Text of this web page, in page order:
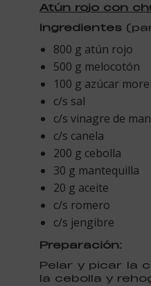
Atún rojo con
Ingredientes
800 g atún rojo
500 g melocotón
100 g azúcar
c/s sal
c/s vinagre de
c/s canela
200 g cebolla
30 g mantequilla
20 g aceite
c/s romero
c/s jengibre
Preparación:
Pelar y picar la
la cebolla y